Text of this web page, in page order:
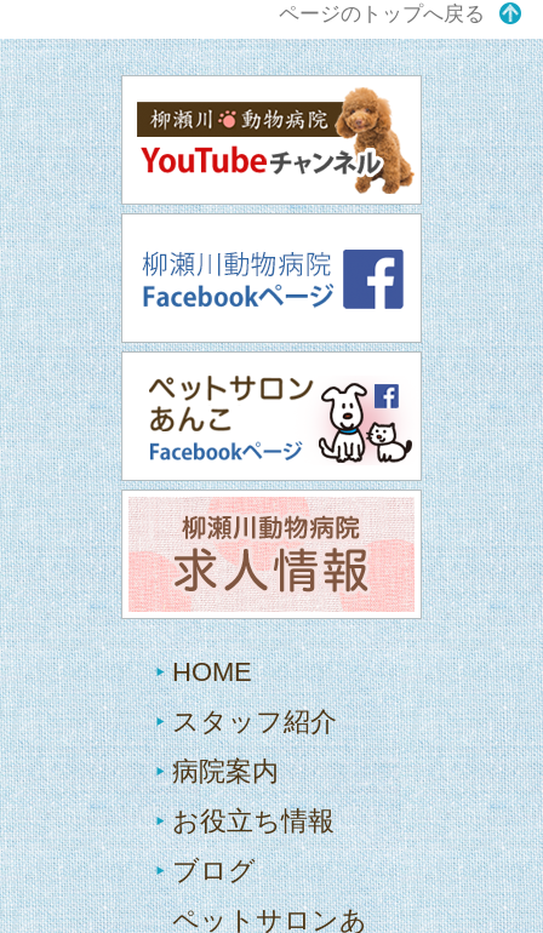
ページのトップへ戻る
HOME
スタッフ紹介
病院案内
お役立ち情報
ブログ
ペットサロンあ